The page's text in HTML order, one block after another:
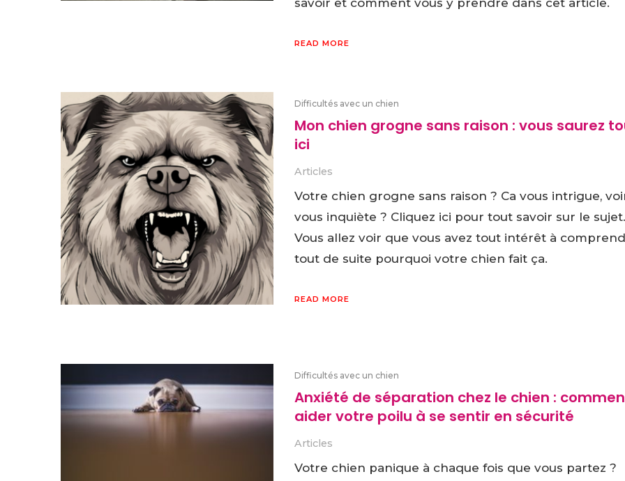
savoir et comment vous y prendre dans cet article.
READ MORE
Difficultés avec un chien
Mon chien grogne sans raison : vous saurez
ici
Articles
Votre chien grogne sans raison ? Ca vous intrigue,
vous inquiète ? Cliquez ici pour tout savoir sur le sujet.
Vous allez voir que vous avez tout intérêt à
tout de suite pourquoi votre chien fait ça.
READ MORE
Difficultés avec un chien
Anxiété de séparation chez le chien :
aider votre poilu à se sentir en sécurité
Articles
Votre chien panique à chaque fois que vous partez ?